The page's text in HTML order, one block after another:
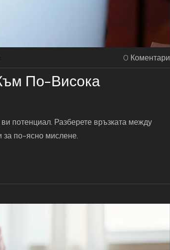
0 Коментари
По-Висока
потенциал. Разберете връзката между
за по-ясно мислене.